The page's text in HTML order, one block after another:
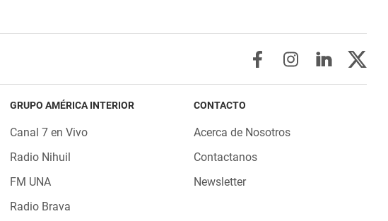
GRUPO AMÉRICA INTERIOR
Canal 7 en Vivo
Radio Nihuil
FM UNA
Radio Brava
CONTACTO
Acerca de Nosotros
Contactanos
Newsletter